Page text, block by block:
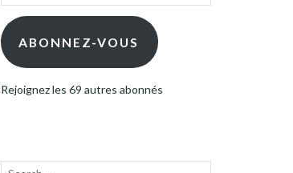
mail ABONNEZ-VOUS
Rejoignez les 69 autres abonnés